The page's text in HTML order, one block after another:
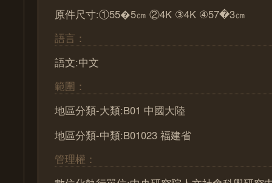
原件尺寸:①55�5㎝ ②4K ③4K ④57�3㎝
語言：
語文:中文
範圍：
地區分類-大類:B01 中國大陸
地區分類-中類:B01023 福建省
管理權：